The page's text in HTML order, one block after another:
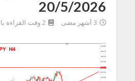
20/5/2026
3 أشهر مضى 2 وقت القراءة بالدقيقة